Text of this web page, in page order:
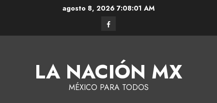
agosto 8, 2026 7:08:02 AM
LA NACIÓN MX
MÉXICO PARA TODOS